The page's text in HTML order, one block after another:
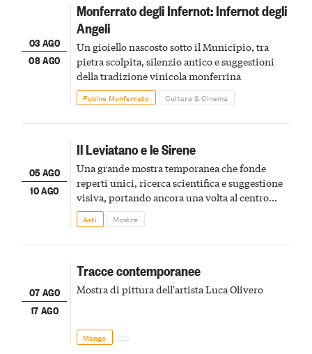
03 AGO
08 AGO
Monferrato degli Infernot: Infernot degli
Angeli
Un gioiello nascosto sotto il Municipio, tra
pietra scolpita, silenzio antico e suggestioni
della tradizione vinicola monferrina
Fubine Monferrato Cultura & Cinema
05 AGO
10 AGO
Il Leviatano e le Sirene
Una grande mostra temporanea che fonde
reperti unici, ricerca scientifica e suggestione
visiva, portando ancora una volta al centro
della scena le meraviglie del passato astigiano
Asti Mostre
07 AGO
17 AGO
Tracce contemporanee
Mostra di pittura dell'artista Luca Olivero
Mango